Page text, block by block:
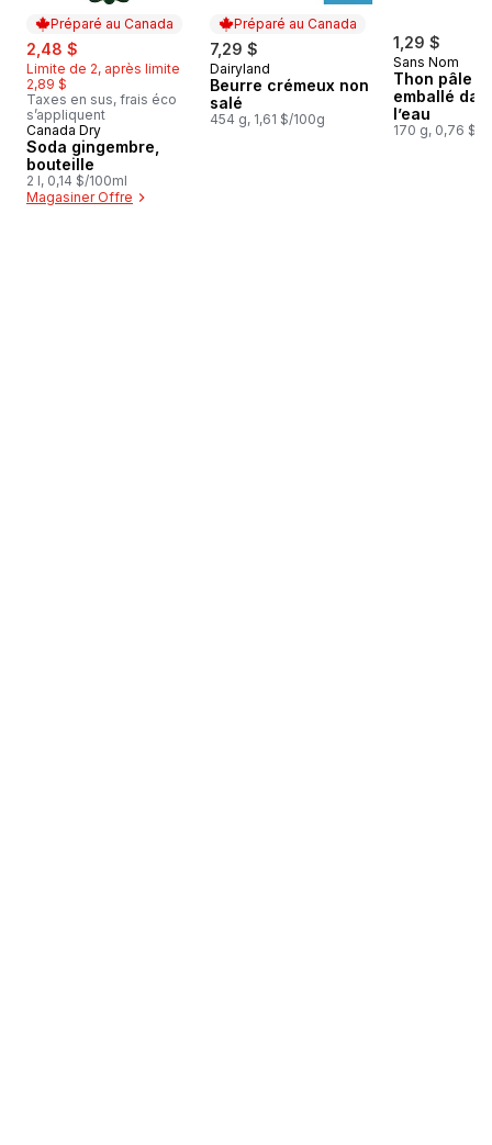
Préparé au Canada
sale:
2,48 $
Limite de 2, après limite
2,89 $
Taxes en sus, frais éco
s’appliquent
Préparé au Canada
Canada Dry
Soda gingembre,
bouteille
2 l, 0,14 $/100ml
Magasiner Offre
Préparé au Canada
7,29 $
Préparé au Canada
Dairyland
Beurre crémeux non
salé
454 g, 1,61 $/100g
1,29 $
Sans Nom
Thon pâle
emballé
l’eau
170 g, 0,76 $/